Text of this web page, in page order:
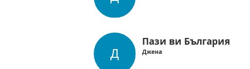
Пази ви България
Джена